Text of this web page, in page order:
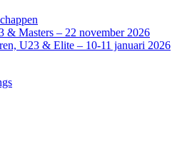
& Masters – 22 november 2026
U23 & Elite – 10-11 januari 2026